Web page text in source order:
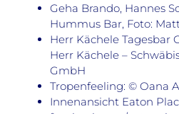
Geha Brando, Hannes
Hummus Bar, Foto:
Herr Kächele Tagesbar
Herr Kächele –
GmbH
Tropenfeeling: © Oana
Innenansicht Eaton